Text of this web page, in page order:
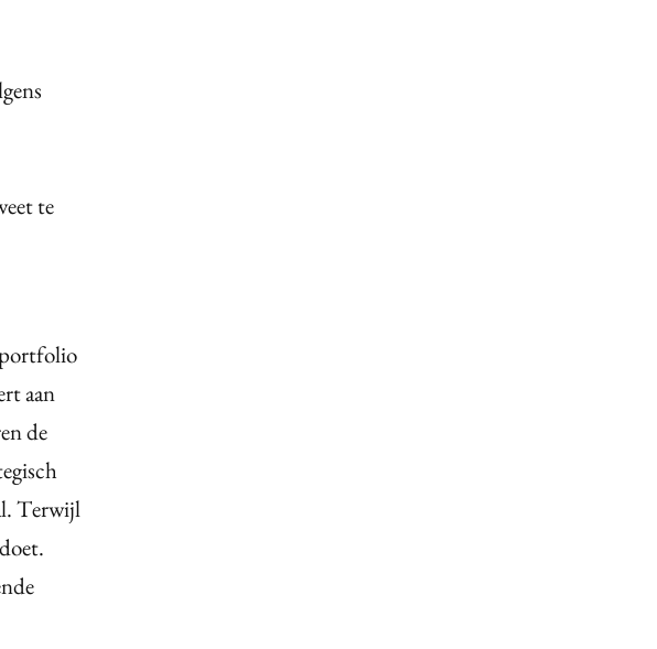
te
aan
de
Terwijl